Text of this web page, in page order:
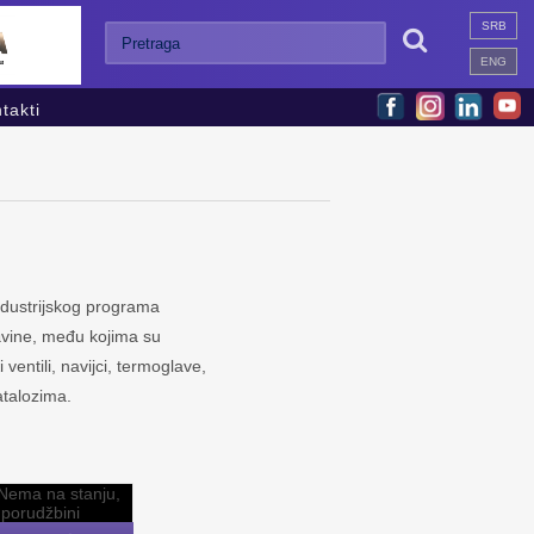
SRB
ENG

programa
među kojima su
navijci, termoglave,